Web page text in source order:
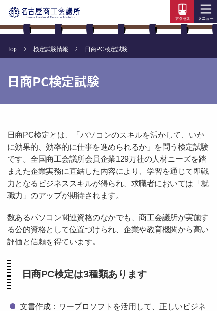
Top 検定試験情報 日商PC検定試験
日商PC検定試験
日商PC検定とは、「パソコンのスキルを活かして、いか
に効果的、効率的に仕事を進められるか」を問う検定試験
です。全国商工会議所会員企業129万社の人材ニーズを踏
まえた企業実務に直結した内容により、学習を通じて即戦
力となるビジネススキルが得られ、求職者においては「就
職力」のアップが期待されます。
数あるパソコン関連資格のなかでも、商工会議所が実施す
る公的資格として位置づけられ、企業や教育機関から高い
評価と信頼を得ています。
日商PC検定は3種類あります
文書作成：ワープロソフトを活用して、正しいビジネ